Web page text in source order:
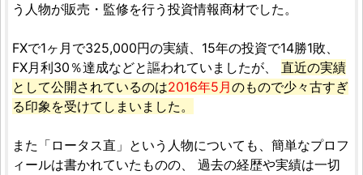
う人物が販売・監修を行う投資情報商材でした。
FXで1ヶ月で325,000円の実績、15年の投資で14勝1敗、
FX月利30％達成などと謳われていましたが、 直近の実績
として公開されているのは2016年5月のもので少々古すぎ
る印象を受けてしまいました。
また「ロータス直」という人物についても、簡単なプロフ
ィールは書かれていたものの、 過去の経歴や実績は一切